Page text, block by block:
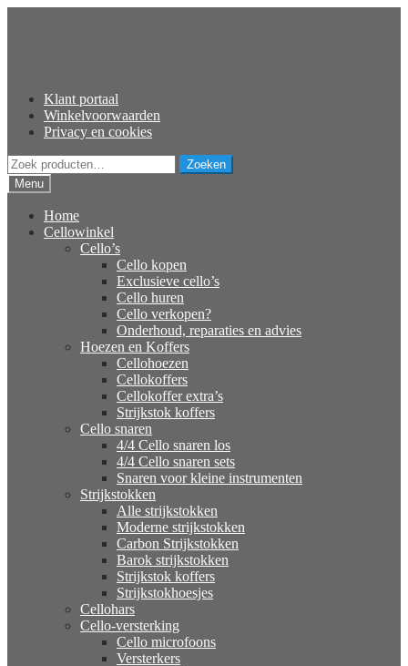
Klant portaal
Winkelvoorwaarden
Privacy en cookies
Zoeken
naar:
Zoeken
Menu
Home
Cellowinkel
Cello’s
Cello kopen
Exclusieve cello’s
Cello huren
Cello verkopen?
Onderhoud, reparaties en advies
Hoezen en Koffers
Cellohoezen
Cellokoffers
Cellokoffer extra’s
Strijkstok koffers
Cello snaren
4/4 Cello snaren los
4/4 Cello snaren sets
Snaren voor kleine instrumenten
Strijkstokken
Alle strijkstokken
Moderne strijkstokken
Carbon Strijkstokken
Barok strijkstokken
Strijkstok koffers
Strijkstokhoesjes
Cellohars
Cello-versterking
Cello microfoons
Versterkers